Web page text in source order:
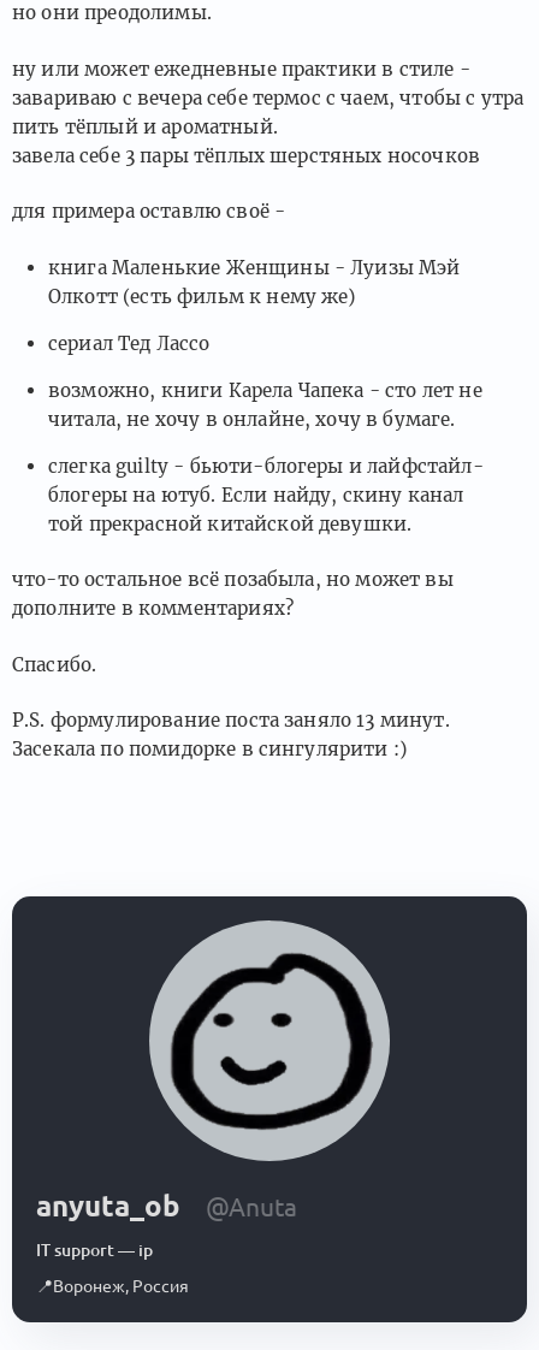
но они преодолимы.
ну или может ежедневные практики в стиле -
завариваю с вечера себе термос с чаем, чтобы с утра
пить тёплый и ароматный.
завела себе 3 пары тёплых шерстяных носочков
для примера оставлю своё -
книга Маленькие Женщины - Луизы Мэй
Олкотт (есть фильм к нему же)
сериал Тед Лассо
возможно, книги Карела Чапека - сто лет не
читала, не хочу в онлайне, хочу в бумаге.
слегка guilty - бьюти-блогеры и лайфстайл-
блогеры на ютуб. Если найду, скину канал
той прекрасной китайской девушки.
что-то остальное всё позабыла, но может вы
дополните в комментариях?
Спасибо.
P.S. формулирование поста заняло 13 минут.
Засекала по помидорке в сингулярити :)
anyuta_ob @Anuta
IT support— ip
📍Воронеж, Россия